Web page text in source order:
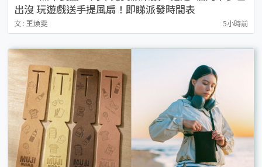
出沒 玩遊戲送手提風扇！即睇派發時間表
文 : 王煥雯 5小時前